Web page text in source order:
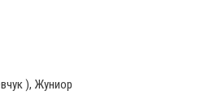
), Жуниор